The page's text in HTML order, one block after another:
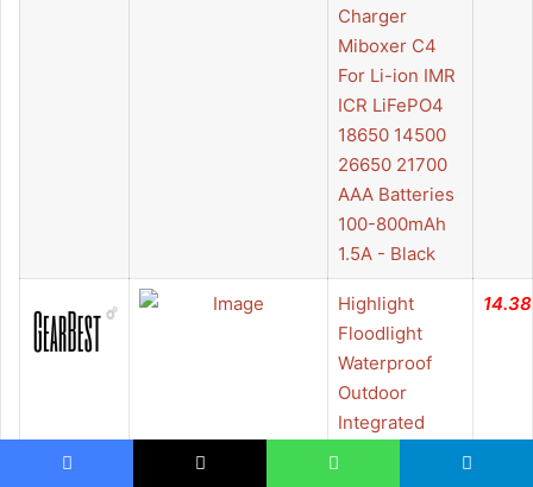
Charger
Miboxer C4
For Li-ion IMR
ICR LiFePO4
18650 14500
26650 21700
AAA Batteries
100-800mAh
1.5A - Black
Highlight
Floodlight
Waterproof
Outdoor
Integrated
14.38